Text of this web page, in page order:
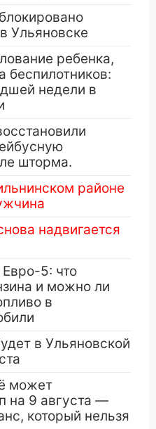
Ульяновске
ребенка,
беспилотников:
недели в
шторма.
районе
надвигается
5: что
и можно ли
в
в Ульяновской
может
на 9 августа —
который нельзя